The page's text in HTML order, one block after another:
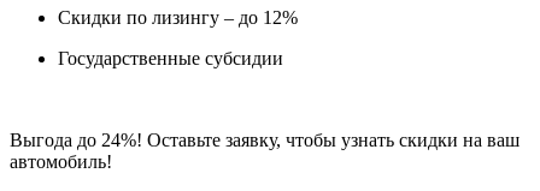
Скидки по лизингу – до 12%
Государственные субсидии
Выгода до 24%! Оставьте заявку, чтобы узнать скидки на ваш
автомобиль!